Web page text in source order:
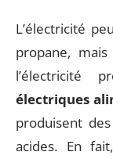
L’électricité
propane,
l’électricité
électriques
produisent
acides. En